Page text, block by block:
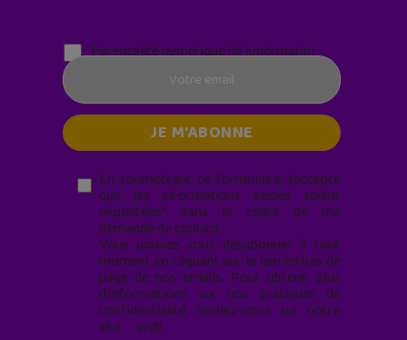
Parentalité numérique (le lundi matin)
En soumettant ce formulaire, j’accepte
que les informations saisies soient
exploitées* dans le cadre de ma
demande de contact.
Vous pouvez vous désabonner à tout
moment en cliquant sur le lien en bas de
page de nos emails. Pour obtenir plus
d'informations sur nos pratiques de
confidentialité, rendez-vous sur notre
site web